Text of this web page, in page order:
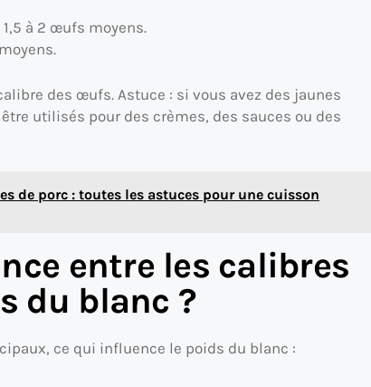
à 2 œufs moyens.
des œufs. Astuce : si vous avez des jaunes
utilisés pour des crèmes, des sauces ou des
de porc : toutes les astuces pour une cuisson
entre les calibres
du blanc ?
ce qui influence le poids du blanc :